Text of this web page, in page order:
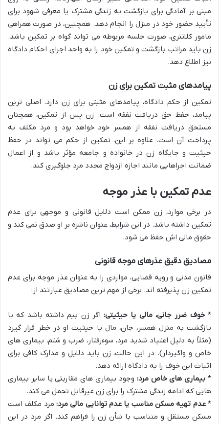
مبنی بر آمادگی برای بازگشت به زندگی مشترک یا معرفی شهود برای
تأیید حضور خود در منزل را انجام دهد. همچنین، در صورت همراهی
مامور کلانتری، صورت جلسه مربوطه می تواند گواه بر تمکین باشد.
زن باید مراتب بازگشت و تمکین خود را به واحد اجرای احکام دادگاه
نیز اطلاع دهد.
پیامدهای مثبت تمکین برای زن
تمکین از حکم دادگاه، پیامدهای مثبتی برای زن دارد. اصلی ترین
پیامد، حفظ حق دریافت نفقه است. زن پس از تمکین، همچنان
مستحق دریافت نفقه از همسر خود خواهد بود و مرد مکلف به
پرداخت آن است. علاوه بر این، تمکین از حکم می تواند در حفظ
حیثیت و جایگاه زن در خانواده و جامعه مؤثر باشد و از اعمال
ضمانت اجراهایی مانند اجازه ازدواج مجدد مرد جلوگیری کند.
عدم تمکین با عذر موجه
در برخی موارد، زن ممکن است دلایل قانونی و موجهی برای عدم
تمکین داشته باشد. در این شرایط، عنوان ناشزه بر او صدق نمی کند و
حقوق مالی اش حفظ می شود.
مصادیق دقیق عذرهای موجه قانونی
قانون مدنی و رویه قضایی، مواردی را به عنوان عذر موجه برای عدم
تمکین زن پذیرفته اند. برخی از مهم ترین مصادیق عبارتند از:
*خوف ضرر جانی، مالی یا حیثیتی:اگر زن بیم داشته باشد که با
بازگشت به منزل همسر، جان، مال یا حیثیت او در خطر قرار گیرد
(مثلاً به دلیل اعتیاد شدید مرد، سوءرفتار، ضرب و شتم، بیماری های
خاص و واگیردار). در این حالت، زن باید دلایل و مدارک کافی برای
اثبات این خوف را به دادگاه ارائه دهد.
* بیماری های خاص مرد: وجود بیماری های مقاربتی یا سایر بیماری
هایی که ادامه زندگی مشترک را برای زن غیرقابل تحمل می کند.
*عدم تهیه مسکن مناسب یا عدم توانایی مالی مرد: مرد مکلف است
مسکن مستقل و متناسب با شأن زن را فراهم کند. اگر مرد در این